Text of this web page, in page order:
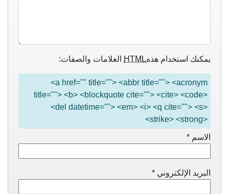
يمكنك استخدام هذهHTML العلامات والصفات:
<a href="" title=""> <abbr title=""> <acronym
title=""> <b> <blockquote cite=""> <cite> <code>
<del datetime=""> <em> <i> <q cite=""> <s>
<strike> <strong>
الاسم *
البريد الإلكتروني *